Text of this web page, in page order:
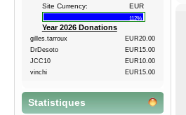
Site Currency:
EUR
112%
Year 2026 Donations
gilles.tarroux
EUR20.00
DrDesoto
EUR15.00
JCC10
EUR10.00
vinchi
EUR15.00
Statistiques